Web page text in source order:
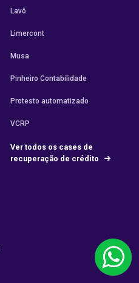
Lavô
Limercont
Musa
Pinheiro Contabilidade
Protesto automatizado
VCRP
Ver todos os cases de
recuperação de crédito